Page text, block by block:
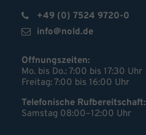
+49 (0) 7524 9720-0
info@nold.de
Öffnungszeiten:
Mo. bis Do.: 7:00 bis 17:30 Uhr
Freitag: 7:00 bis 16:00 Uhr
Telefonische Rufbereitschaft:
Samstag 08:00–12:00 Uhr